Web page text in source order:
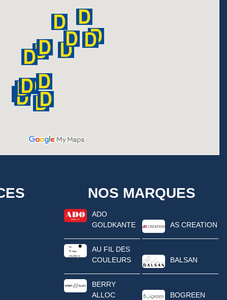
NOS MARQUES
ADO
GOLDKANTE
AS CREATION
AU FIL DES
COULEURS
BALSAN
BERRY
ALLOC
BOGREEN